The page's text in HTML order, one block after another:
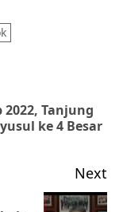
Tanjung
ke 4 Besar
Next